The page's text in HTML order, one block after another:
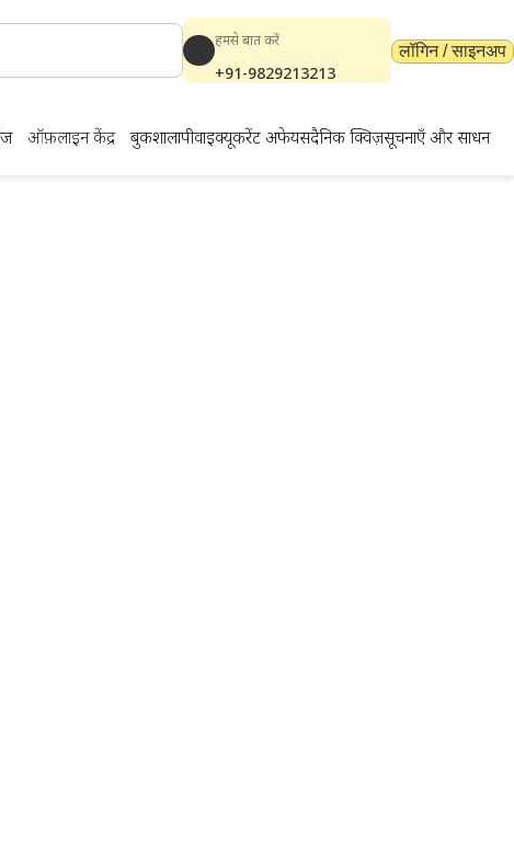
हमसे बात करें
+91-9829213213
लॉगिन / साइनअप
ऑफ़लाइन केंद्र बुकशालापीवाईक्यूकरेंट अफेयर्सदैनिक क्विज़सूचनाएँ और साधन